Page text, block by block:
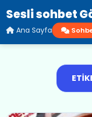
Sesli sohbet
Ana Sayfa